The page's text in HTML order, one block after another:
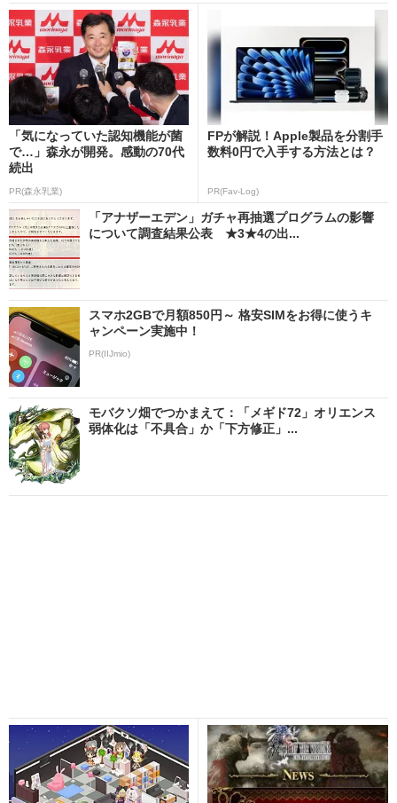
「気になっていた認知機能が菌
で…」森永が開発。感動の70代
続出
PR(森永乳業)
FPが解説！Apple製品を分割手
数料0円で入手する方法とは？
PR(Fav-Log)
「アナザーエデン」ガチャ再抽選プログラムの影響
について調査結果公表 ★3★4の出...
スマホ2GBで月額850円～ 格安SIMをお得に使うキ
ャンペーン実施中！
PR(IIJmio)
モバクソ畑でつかまえて：「メギド72」オリエンス
弱体化は「不具合」か「下方修正」...